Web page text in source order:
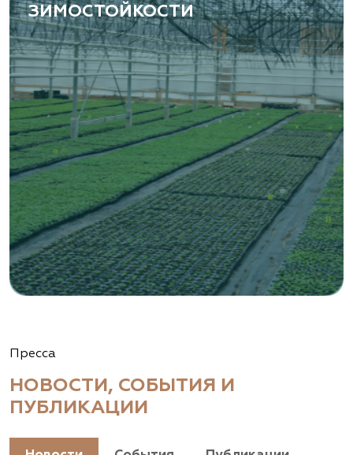
ЗИМОСТОЙКОСТИ
Пресса
НОВОСТИ, СОБЫТИЯ И
ПУБЛИКАЦИИ